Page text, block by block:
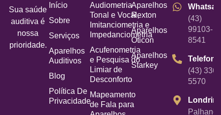
Sua saúde
auditiva é
nossa
prioridade.
Início
Sobre
Serviços
Aparelhos
Auditivos
Blog
Política De
Privacidade
Audiometria
Tonal e Vocal,
Imitanciometria e
Impedanciometria
Acufenometria
e Pesquisa do
Limiar de
Desconforto
Mapeamento
de Fala para
Aparelhos
Rexton
Aparelhos
Oticon
Aparelhos
Starkey
(43)
99103-
8541
Telefone
(43)
5570
Palhano